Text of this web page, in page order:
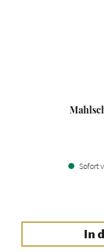
Sofort
In